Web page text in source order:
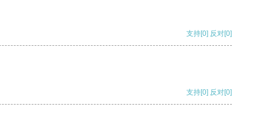
支持[0] 反对[0]
支持[0] 反对[0]